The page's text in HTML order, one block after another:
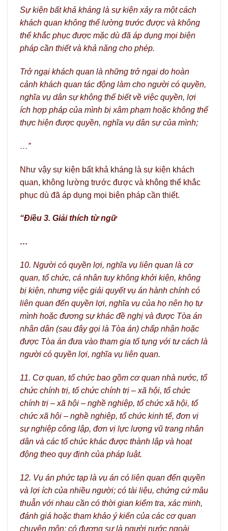
Sự kiện bất khả kháng là sự kiện xảy ra một cách
khách quan không thể lường trước được và không
thể khắc phục được mặc dù đã áp dụng mọi biện
pháp cần thiết và khả năng cho phép.
Trở ngại khách quan là những trở ngại do hoàn
cảnh khách quan tác động làm cho người có quyền,
nghĩa vụ dân sự không thể biết về việc quyền, lợi
ích hợp pháp của mình bị xâm phạm hoặc không thể
thực hiện được quyền, nghĩa vụ dân sự của mình;
…”
Như vậy sự kiện bất khả kháng là sự kiện khách
quan, không lường trước được và không thể khắc
phục dù đã áp dụng mọi biện pháp cần thiết.
“Điều 3. Giải thích từ ngữ
…
10. Người có quyền lợi, nghĩa vụ liên quan là cơ
quan, tổ chức, cá nhân tuy không khởi kiện, không
bị kiện, nhưng việc giải quyết vụ án hành chính có
liên quan đến quyền lợi, nghĩa vụ của họ nên họ tự
mình hoặc đương sự khác đề nghị và được Tòa án
nhân dân (sau đây gọi là Tòa án) chấp nhận hoặc
được Tòa án đưa vào tham gia tố tụng với tư cách là
người có quyền lợi, nghĩa vụ liên quan.
11. Cơ quan, tổ chức bao gồm cơ quan nhà nước, tổ
chức chính trị, tổ chức chính trị – xã hội, tổ chức
chính trị – xã hội – nghề nghiệp, tổ chức xã hội, tổ
chức xã hội – nghề nghiệp, tổ chức kinh tế, đơn vị
sự nghiệp công lập, đơn vị lực lượng vũ trang nhân
dân và các tổ chức khác được thành lập và hoạt
động theo quy định của pháp luật.
12. Vụ án phức tạp là vụ án có liên quan đến quyền
và lợi ích của nhiều người; có tài liệu, chứng cứ mâu
thuẫn với nhau cần có thời gian kiểm tra, xác minh,
đánh giá hoặc tham khảo ý kiến của các cơ quan
chuyên môn; có đương sự là người nước ngoài